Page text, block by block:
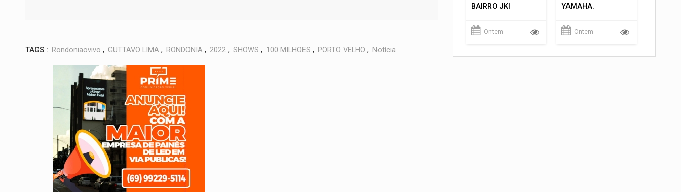
TAGS : Rondoniaovivo , GUTTAVO LIMA , RONDONIA , 2022 , SHOWS , 100 MILHOES , PORTO VELHO , Notícia
BAIRRO JKI
Ontem
YAMAHA.
Ontem